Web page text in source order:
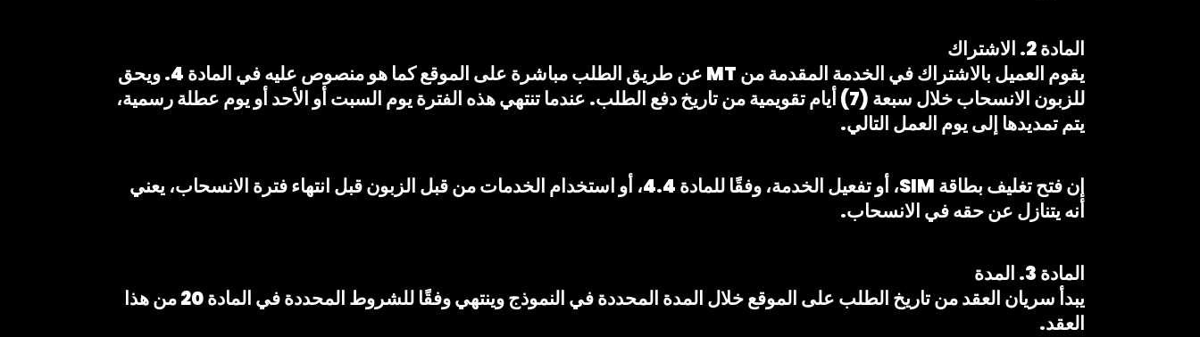
المادة 2. الاشتراك
يقوم العميل بالاشتراك في الخدمة المقدمة من MT عن طريق الطلب مباشرة على الموقع كما هو منصوص عليه في المادة 4. ويحق
للزبون الانسحاب خلال سبعة (7) أيام تقويمية من تاريخ دفع الطلب. عندما تنتهي هذه الفترة يوم السبت أو الأحد أو يوم عطلة رسمية،
يتم تمديدها إلى يوم العمل التالي.
إن فتح تغليف بطاقة SIM، أو تفعيل الخدمة، وفقًا للمادة 4.4، أو استخدام الخدمات من قبل الزبون قبل انتهاء فترة الانسحاب، يعني
أنه يتنازل عن حقه في الانسحاب.
المادة 3. المدة
يبدأ سريان العقد من تاريخ الطلب على الموقع خلال المدة المحددة في النموذج وينتهي وفقًا للشروط المحددة في المادة 20 من هذا
العقد.